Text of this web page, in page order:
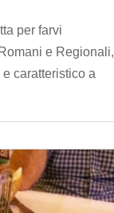
per farvi
e Regionali,
caratteristico a